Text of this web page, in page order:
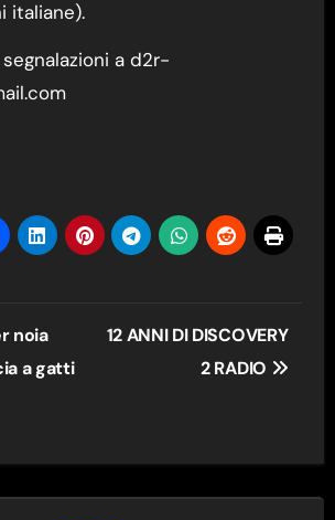
italiane).
a d2r-
noia
a gatti
12 ANNI DI DISCOVERY
2 RADIO